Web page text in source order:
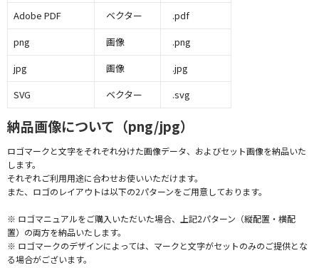
Adobe PDF
ベクター
.pdf
png
画像
.png
jpg
画像
.jpg
SVG
ベクター .svg
納品画像について（png/jpg）
ロゴマークと文字をそれぞれ分けた画像データ、およびセット画像を納品いた
します。
それぞれご利用用途に合わせお使いいただけます。
また、ロゴのレイアウトは以下の2パターンをご用意しております。
※ ロゴマニュアルをご購入いただいた場合、上記2パターン（縦配置・横配
置）の両方を納品いたします。
※ ロゴマークのデザインによっては、マークと文字がセットのみのご提供とな
る場合がございます。